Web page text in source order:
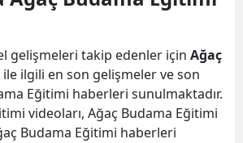
Bingöl
Bitlis
Bolu
gelişmeleri takip edenler için Ağaç
ile ilgili en son gelişmeler ve son
Eğitimi haberleri sunulmaktadır.
videoları, Ağaç Budama Eğitimi
Budama Eğitimi haberleri